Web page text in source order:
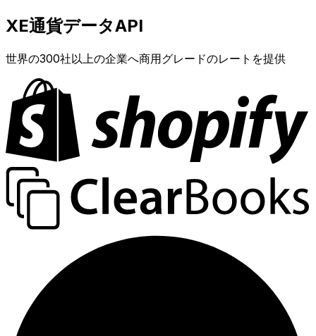
XE通貨データAPI
世界の300社以上の企業へ商用グレードのレートを提供